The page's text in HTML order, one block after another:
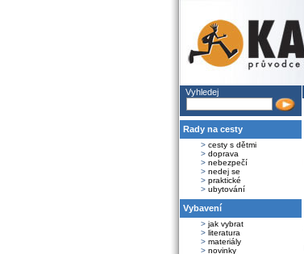
Vyhledej
Rady na cesty
> cesty s dětmi
> doprava
> nebezpečí
> nedej se
> praktické
> ubytování
Vybavení
> jak vybrat
> literatura
> materiály
> novinky